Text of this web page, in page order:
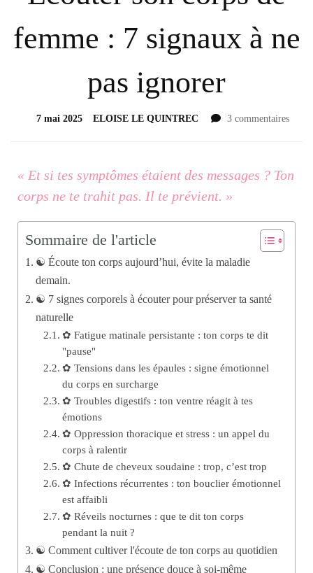
femme : 7 signaux à ne
pas ignorer
ELOISE LE QUINTREC
7 mai 2025 3 commentaires
« Et si tes symptômes étaient des messages ? Ton
corps ne te trahit pas. Il te prévient. »
Sommaire de l'article
☯︎ Écoute ton corps aujourd’hui, évite la maladie
demain.
☯︎ 7 signes corporels à écouter pour préserver ta santé
naturelle
✿ Fatigue matinale persistante : ton corps te dit
"pause"
✿ Tensions dans les épaules : signe émotionnel
du corps en surcharge
✿ Troubles digestifs : ton ventre réagit à tes
émotions
✿ Oppression thoracique et stress : un appel du
corps à ralentir
✿ Chute de cheveux soudaine : trop, c’est trop
✿ Infections récurrentes : ton bouclier émotionnel
est affaibli
✿ Réveils nocturnes : que te dit ton corps
pendant la nuit ?
☯︎ Comment cultiver l'écoute de ton corps au quotidien
☯︎ Conclusion : une présence douce à soi-même